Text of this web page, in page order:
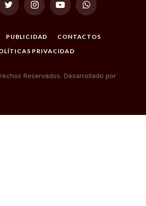
Twitter InstagramYouTubeWhatsApp
PUBLICIDAD
CONTACTOS
PRIVACIDAD
Reservados. Desarrollado por